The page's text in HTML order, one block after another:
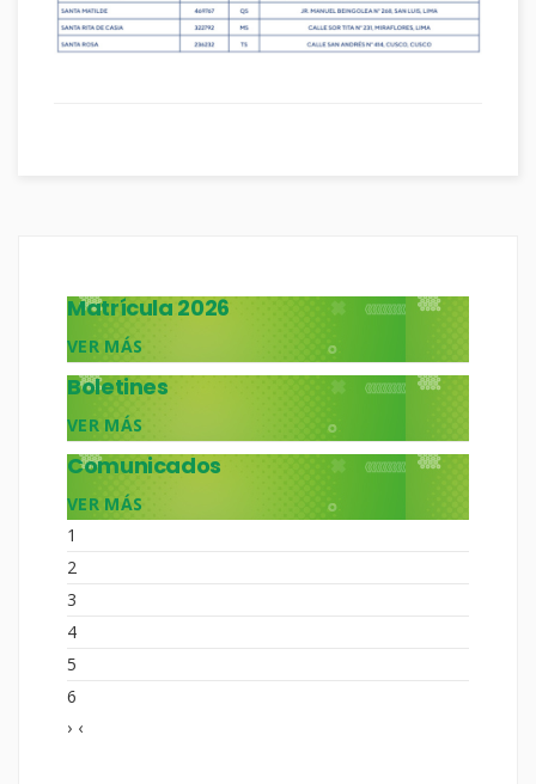
Matrícula 2026
VER MÁS
Boletines
VER MÁS
Comunicados
VER MÁS
1
2
3
4
5
6
› ‹